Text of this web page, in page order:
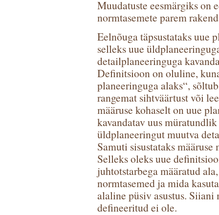
Muudatuste eesmärgiks on
normtasemete parem
Eelnõuga täpsustataks uue
selleks uue
detailplaneeringuga
Definitsioon on oluline,
planeeringuga alaks“,
rangemat sihtväärtust või
määruse kohaselt on uue
kavandatav uus
üldplaneeringut muutva
Samuti sisustataks
Selleks oleks uue
juhtotstarbega määratud
normtasemed ja mida
alaline püsiv asustus.
defineeritud ei ole.